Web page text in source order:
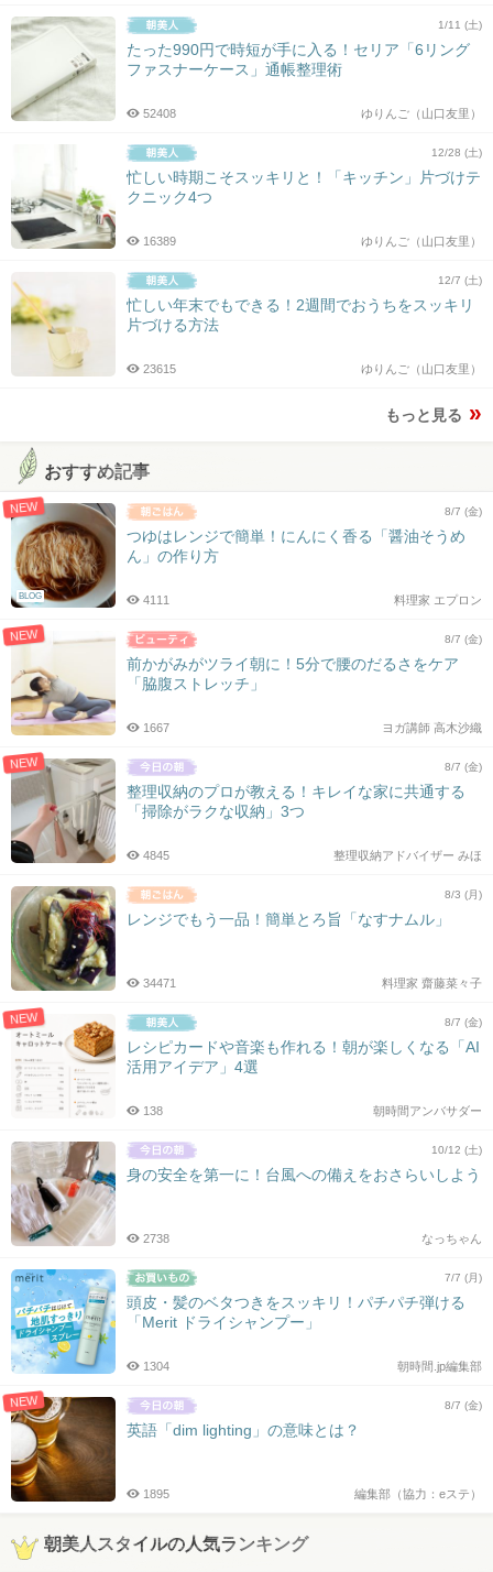
1/11 (土)
たった990円で時短が手に入る！セリア「6リング
ファスナーケース」通帳整理術
ゆりんご（山口友里）
52408
12/28 (土)
忙しい時期こそスッキリと！「キッチン」片づけテ
クニック4つ
ゆりんご（山口友里）
16389
12/7 (土)
忙しい年末でもできる！2週間でおうちをスッキリ
片づける方法
ゆりんご（山口友里）
23615
もっと見る
おすすめ記事
NEW
BLOG
8/7 (金)
つゆはレンジで簡単！にんにく香る「醤油そうめ
ん」の作り方
料理家 エプロン
4111
NEW 8/7 (金)
前かがみがツライ朝に！5分で腰のだるさをケア
「脇腹ストレッチ」
ヨガ講師 高木沙織
1667
NEW 8/7 (金)
整理収納のプロが教える！キレイな家に共通する
「掃除がラクな収納」3つ
整理収納アドバイザー みほ
4845
8/3 (月)
レンジでもう一品！簡単とろ旨「なすナムル」
料理家 齋藤菜々子
34471
NEW 8/7 (金)
レシピカードや音楽も作れる！朝が楽しくなる「AI
活用アイデア」4選
朝時間アンバサダー
138
10/12 (土)
身の安全を第一に！台風への備えをおさらいしよう
なっちゃん
2738
7/7 (月)
頭皮・髪のベタつきをスッキリ！パチパチ弾ける
「Merit ドライシャンプー」
朝時間.jp編集部
1304
NEW 8/7 (金)
英語「dim lighting」の意味とは？
編集部（協力：eステ）
1895
朝美人スタイルの人気ランキング